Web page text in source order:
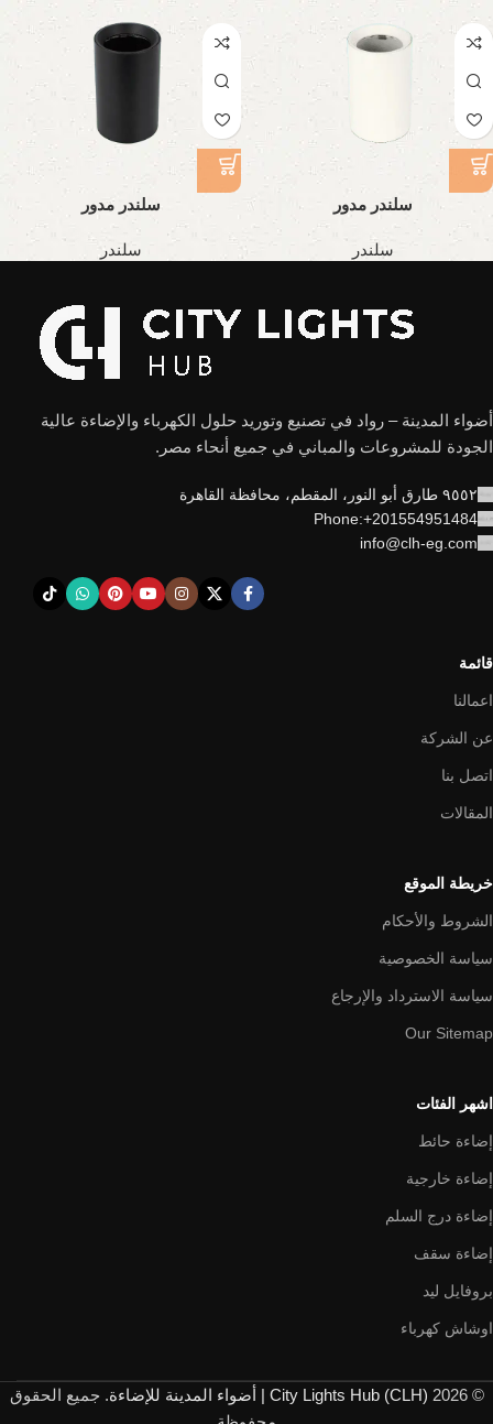
سلندر مدور
سلندر
سلندر مدور
سلندر
أضواء المدينة – رواد في تصنيع وتوريد حلول الكهرباء والإضاءة عالية
الجودة للمشروعات والمباني في جميع أنحاء مصر.
٩٥٥٢ طارق أبو النور، المقطم، محافظة القاهرة
Phone:+201554951484
info@clh-eg.com
قائمة
اعمالنا
عن الشركة
اتصل بنا
المقالات
خريطة الموقع
الشروط والأحكام
سياسة الخصوصية
سياسة الاسترداد والإرجاع
Our Sitemap
اشهر الفئات
إضاءة حائط
إضاءة خارجية
إضاءة درج السلم
إضاءة سقف
بروفايل ليد
اوشاش كهرباء
© 2026 City Lights Hub (CLH) | أضواء المدينة للإضاءة
. جميع الحقوق